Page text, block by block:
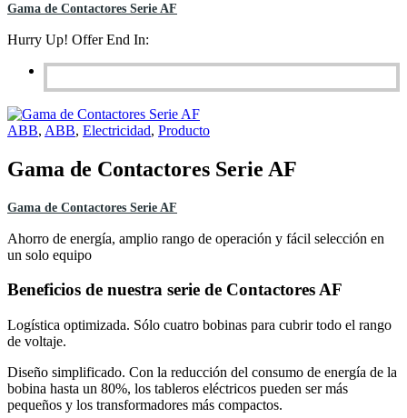
Gama de Contactores Serie AF
Hurry Up! Offer End In:
ABB, ABB, Electricidad, Producto
Gama de Contactores Serie AF
Gama de Contactores Serie AF
Ahorro de energía, amplio rango de operación y fácil selección en
un solo equipo
Beneficios de nuestra serie de Contactores AF
Logística optimizada. Sólo cuatro bobinas para cubrir todo el rango
de voltaje.
Diseño simplificado. Con la reducción del consumo de energía de la
bobina hasta un 80%, los tableros eléctricos pueden ser más
pequeños y los transformadores más compactos.